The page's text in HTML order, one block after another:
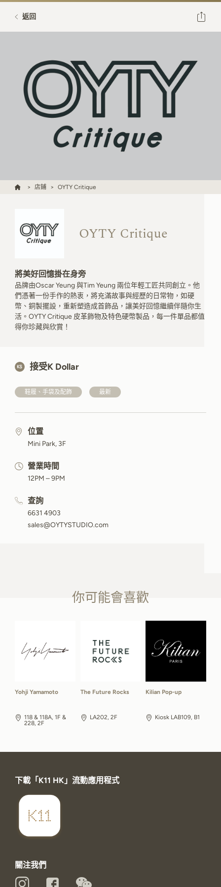
返回
店鋪 OYTY Critique
OYTY Critique
將美好回憶掛在身旁
品牌由Oscar Yeung 與Tim Yeung 兩位年輕工匠共同創立。他
們憑著一份手作的熱衷，將充滿故事與經歷的日常物，如硬
幣、銅製擺設，重新塑造成首飾品，讓美好回憶繼續伴隨你生
活。OYTY Critique 皮革飾物及特色硬幣製品，每一件單品都值
得你珍藏與欣賞！
接受K Dollar
鞋履、手袋及配飾 最新
位置
Mini Park, 3F
營業時間
12PM – 9PM
查詢
6631 4903
sales@OYTYSTUDIO.com
你可能會喜歡
Yohji Yamamoto
118 & 118A, 1F &
228, 2F
The Future Rocks
LA202, 2F
Kilian Pop-up
Kiosk LAB109, B1
下載「K11 HK」流動應用程式
關注我們